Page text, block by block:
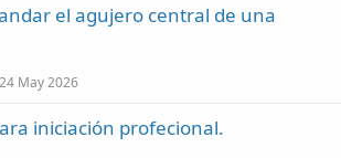
el agujero central de una
24 May 2026
iniciación profecional.